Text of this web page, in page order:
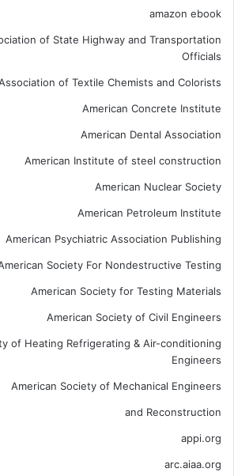
amazon ebook
of State Highway and Transportation
Officials
of Textile Chemists and Colorists
American Concrete Institute
American Dental Association
American Institute of steel construction
American Nuclear Society
American Petroleum Institute
American Psychiatric Association Publishing
Society For Nondestructive Testing
American Society for Testing Materials
American Society of Civil Engineers
of Heating Refrigerating & Air-conditioning
Engineers
American Society of Mechanical Engineers
and Reconstruction
appi.org
arc.aiaa.org